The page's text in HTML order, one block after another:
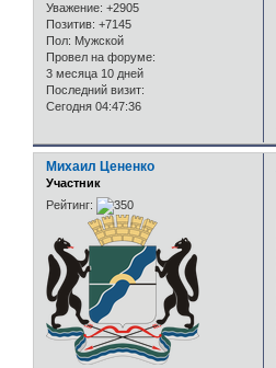
Уважение: +2905
Позитив: +7145
Пол: Мужской
Провел на форуме:
3 месяца 10 дней
Последний визит:
Сегодня 04:47:36
Михаил Цененко
Участник
Рейтинг: